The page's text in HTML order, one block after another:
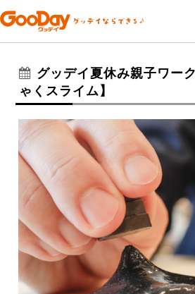
グッデイ夏休み親子ワー
ゃくスライム】